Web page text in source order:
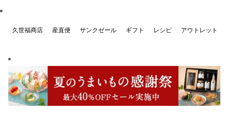
久世福商店 産直便 サンクゼール ギフト レシピ アウトレット